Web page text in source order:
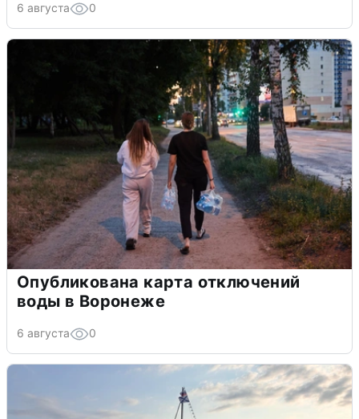
6 августа 0
Опубликована карта отключений
воды в Воронеже
6 августа 0